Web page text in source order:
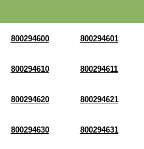
800294600 800294601
800294610 800294611
800294620 800294621
800294630 800294631